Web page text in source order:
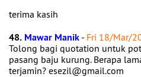
terima kasih
48. Mawar Manik - Fri 18/Mar/
Tolong bagi quotation untuk
pasang baju kurung. Berapa
terjamin? esezil@gmail.com